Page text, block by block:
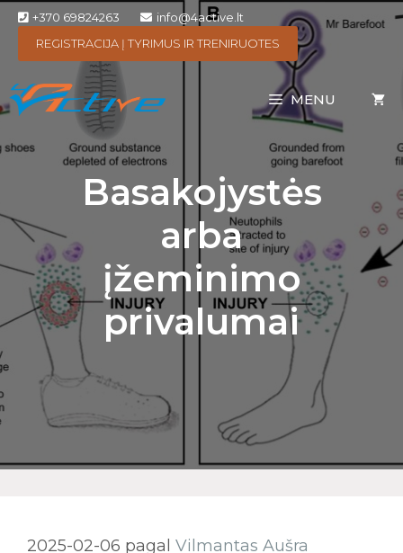
+370 69824263
info@4active.lt
REGISTRACIJA Į TYRIMUS IR TRENIRUOTES
MENU
Basakojystės
arba
įžeminimo
privalumai
2025-02-06 pagal Vilmantas Aušra